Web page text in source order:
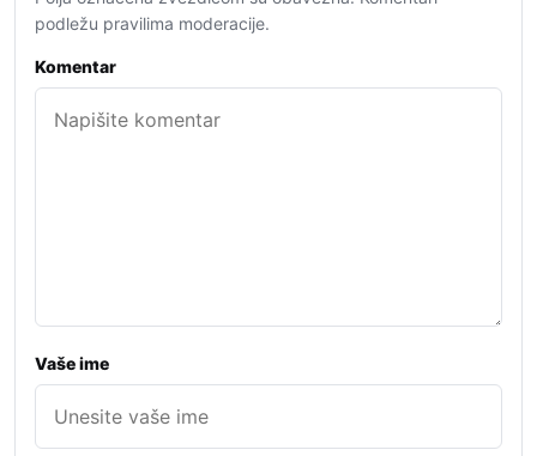
podležu pravilima moderacije.
Komentar
Vaše ime